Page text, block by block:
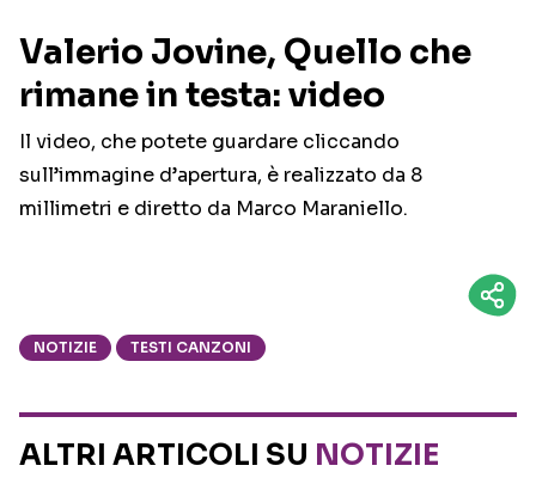
Valerio Jovine, Quello che
rimane in testa: video
Il video, che potete guardare cliccando
sull’immagine d’apertura, è realizzato da 8
millimetri e diretto da Marco Maraniello.
NOTIZIE TESTI CANZONI
ALTRI ARTICOLI SU NOTIZIE